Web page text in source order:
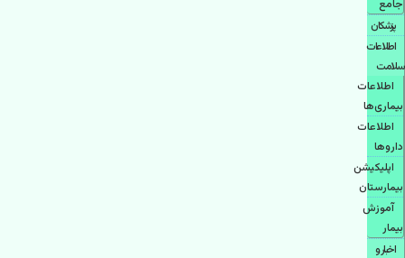
جامع
پزشكان
اطلاعات
سلامت
اطلاعات
بیماری‌ها
اطلاعات
دارو‌ها
اپليكيشن
بيمارستان
آموزش
بیمار
اخبار و